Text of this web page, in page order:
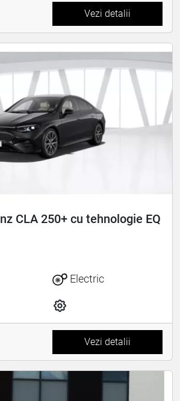
Vezi detalii
CLA 250+ cu tehnologie EQ
Electric
Vezi detalii